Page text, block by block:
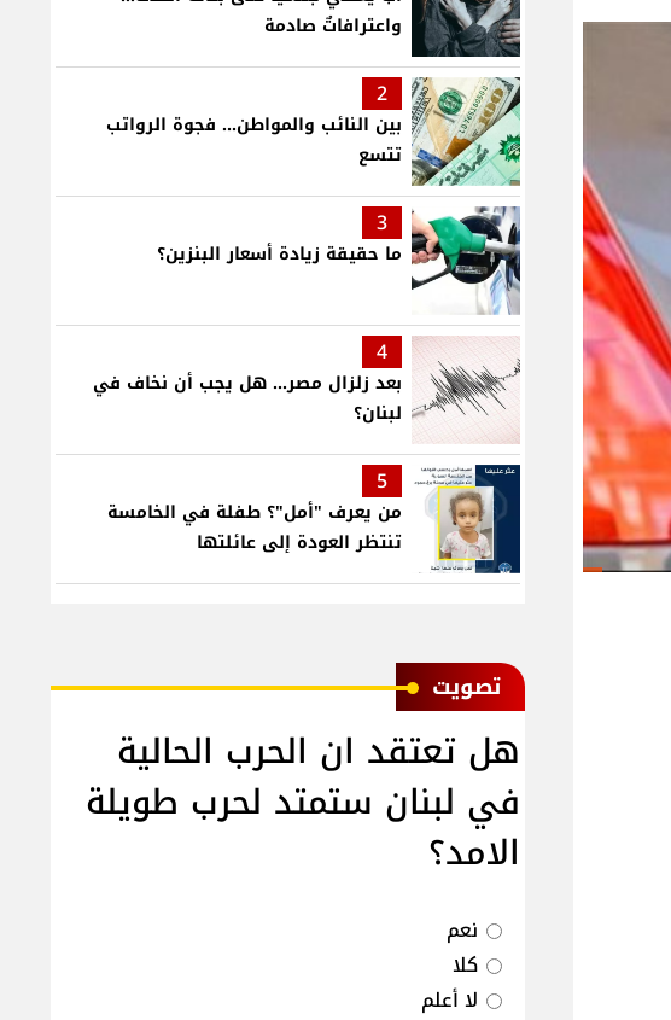
واعترافاتٌ صادمة
2
بين النائب والمواطن... فجوة الرواتب
تتسع
3
ما حقيقة زيادة أسعار البنزين؟
4
بعد زلزال مصر... هل يجب أن نخاف في
لبنان؟
5
من يعرف "أمل"؟ طفلة في الخامسة
تنتظر العودة إلى عائلتها
ﺗﺼﻮﻳﺖ
هل تعتقد ان الحرب الحالية
في لبنان ستمتد لحرب طويلة
الامد؟
نعم
كلا
لا أعلم